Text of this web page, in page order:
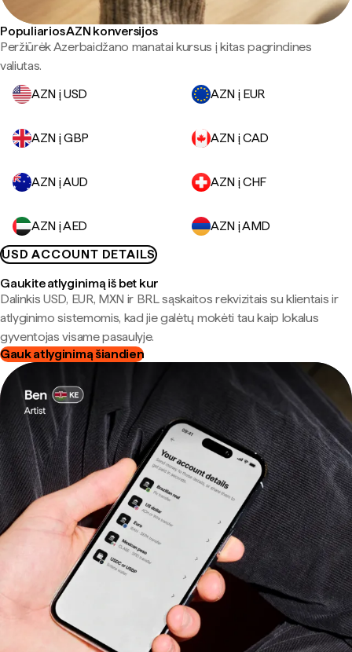
Populiarios AZN konversijos
Peržiūrėk Azerbaidžano manatai kursus į kitas pagrindines
valiutas.
AZN į USD
AZN į EUR
AZN į GBP AZN į CAD
AZN į AUD AZN į CHF
AZN į AED
AZN į AMD
USD ACCOUNT DETAILS
Gaukite atlyginimą iš bet kur
Dalinkis USD, EUR, MXN ir BRL sąskaitos rekvizitais su klientais ir
atlyginimo sistemomis, kad jie galėtų mokėti tau kaip lokalus
gyventojas visame pasaulyje.
Gauk atlyginimą šiandien